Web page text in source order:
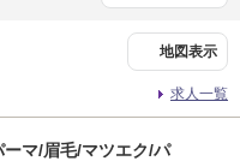
地図表示
求人一覧
マ/眉毛/マツエク/パ